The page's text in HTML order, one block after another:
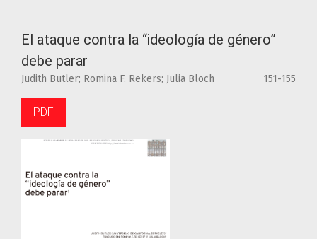
El ataque contra la “ideología de género”
debe parar
Judith Butler; Romina F. Rekers; Julia Bloch 151-155
PDF